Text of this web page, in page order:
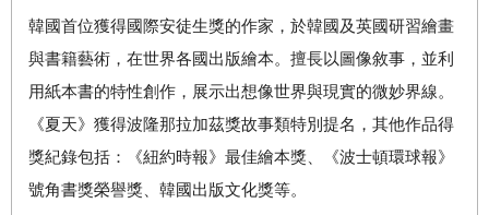
韓國首位獲得國際安徒生獎的作家，於韓國及英國研習繪畫
與書籍藝術，在世界各國出版繪本。擅長以圖像敘事，並利
用紙本書的特性創作，展示出想像世界與現實的微妙界線。
《夏天》獲得波隆那拉加茲獎故事類特別提名，其他作品得
獎紀錄包括：《紐約時報》最佳繪本獎、《波士頓環球報》
號角書獎榮譽獎、韓國出版文化獎等。